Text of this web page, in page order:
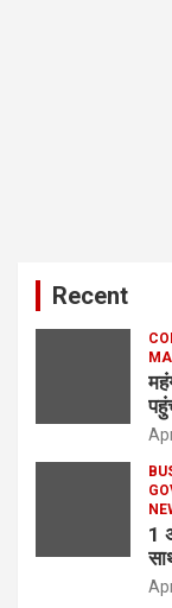
Recent
1